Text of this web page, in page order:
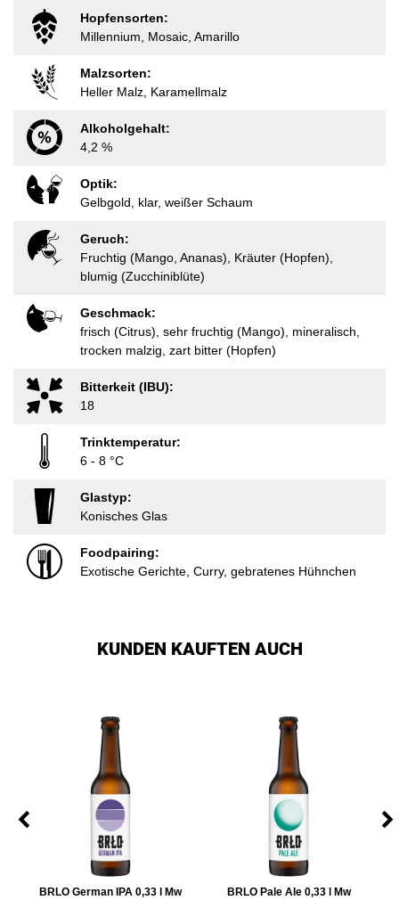
Hopfensorten:
Millennium, Mosaic, Amarillo
Malzsorten:
Heller Malz, Karamellmalz
Alkoholgehalt:
4,2 %
Optik:
Gelbgold, klar, weißer Schaum
Geruch:
Fruchtig (Mango, Ananas), Kräuter (Hopfen),
blumig (Zucchiniblüte)
Geschmack:
frisch (Citrus), sehr fruchtig (Mango), mineralisch,
trocken malzig, zart bitter (Hopfen)
Bitterkeit (IBU):
18
Trinktemperatur:
6 - 8 °C
Glastyp:
Konisches Glas
Foodpairing:
Exotische Gerichte, Curry, gebratenes Hühnchen
KUNDEN KAUFTEN AUCH
BRLO German IPA 0,33 l Mw BRLO Pale Ale 0,33 l Mw